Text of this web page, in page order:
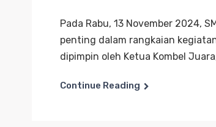
Pada Rabu, 13 November 2024,
penting dalam rangkaian
dipimpin oleh Ketua Kombel
Continue Reading